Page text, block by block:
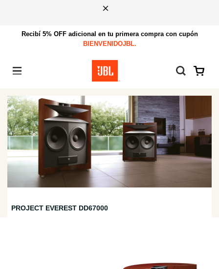
Recibí 5% OFF adicional en tu primera compra con cupón
BIENVENIDOJBL.
Menú
PROJECT EVEREST DD67000